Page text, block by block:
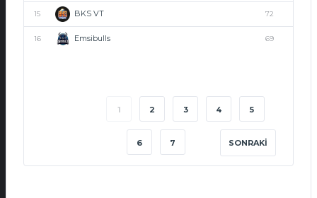
15 BKS VT 72
16 Emsibulls 69
1 2 3 4 5
6 7 SONRAKI